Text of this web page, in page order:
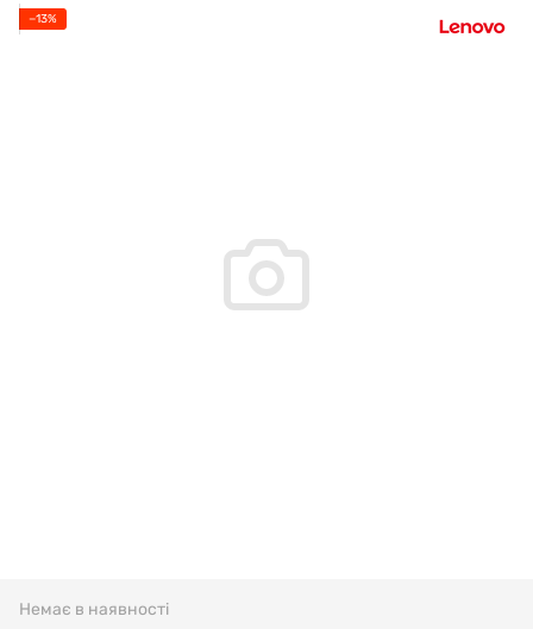
−13%
Немає в наявності